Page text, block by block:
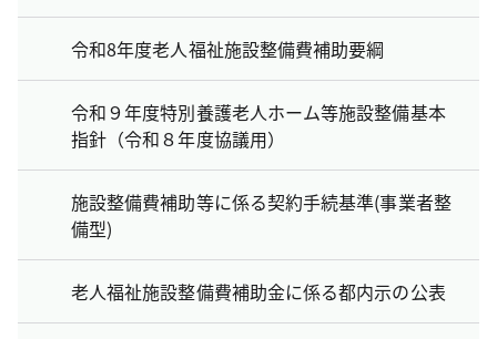
令和8年度老人福祉施設整備費補助要綱
令和９年度特別養護老人ホーム等施設整備基本
指針（令和８年度協議用）
施設整備費補助等に係る契約手続基準(事業者整
備型)
老人福祉施設整備費補助金に係る都内示の公表